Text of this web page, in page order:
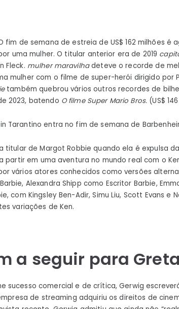
de
fim
de
de
uma
fim de semana de estreia de US$ 162 milhões é
uma mulher. O titular anterior era de 2019
Fleck. mulher maravilhadeteve o recorde de
mulher com o filme de super-herói dirigido por
também quebrou vários outros recordes de
2023, batendo O filme Super Mario Bros. (US$
Tarantino entra no fim de semana de
titular de Margot Robbie quando ela é expulsa
partir em uma aventura no mundo real com o
vários atores conhecidos como versões
Alexandra Shipp como Escritor Barbie,
com Kingsley Ben-Adir, Simu Liu, Scott Evans e
variações de Ken.
a seguir para
sucesso comercial e de crítica, Gerwig
de streaming adquiriu os direitos de